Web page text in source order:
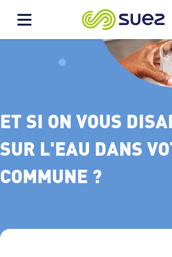
Et si on vous disait tout sur l'eau dans
ET SI ON VOUS
SUR L'EAU DANS
COMMUNE ?